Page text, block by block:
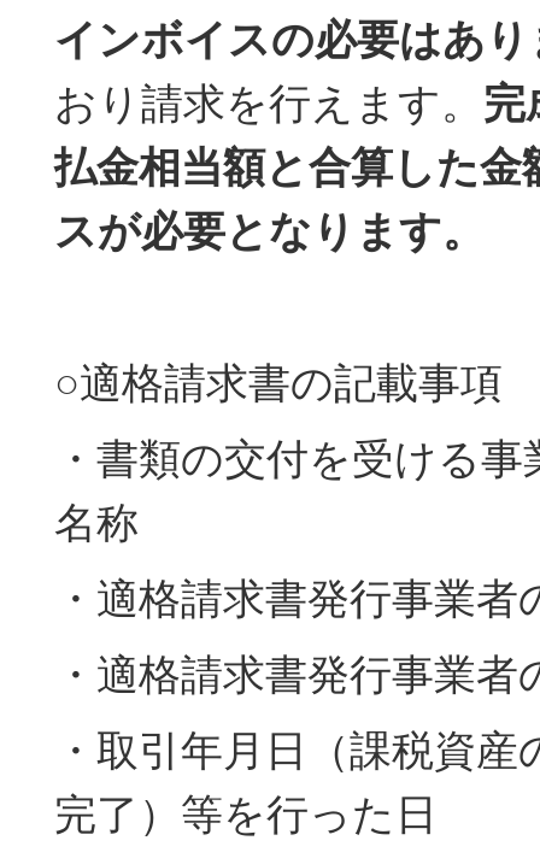
インボイスの必要はあ
おり請求を行えます。 完
払金相当額と合算した
スが必要となります。
○適格請求書の記載事項
・書類の交付を受ける
名称
・適格請求書発行事業者
・適格請求書発行事業者
・取引年月日（課税資
完了）等を行った日